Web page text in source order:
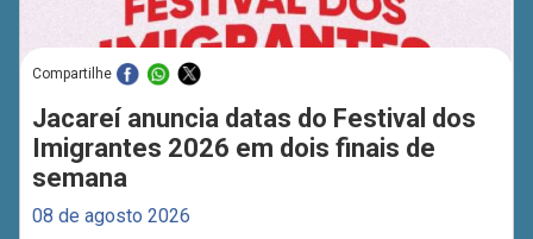
Compartilhe
Jacareí anuncia datas do Festival dos
Imigrantes 2026 em dois finais de
semana
08 de agosto 2026